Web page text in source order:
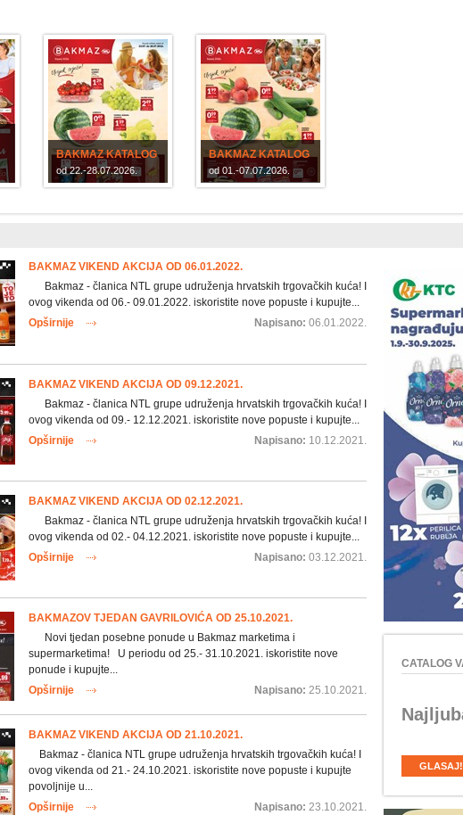
BAKMAZ KATALOG
od 22.-28.07.2026.
BAKMAZ KATALOG
od 01.-07.07.2026.
BAKMAZ VIKEND AKCIJA OD 06.01.2022.
Bakmaz - članica NTL grupe udruženja hrvatskih trgovačkih kuća! I
ovog vikenda od 06.- 09.01.2022. iskoristite nove popuste i kupujte...
Opširnije
Napisano: 06.01.2022.
BAKMAZ VIKEND AKCIJA OD 09.12.2021.
Bakmaz - članica NTL grupe udruženja hrvatskih trgovačkih kuća! I
ovog vikenda od 09.- 12.12.2021. iskoristite nove popuste i kupujte...
Opširnije
Napisano: 10.12.2021.
BAKMAZ VIKEND AKCIJA OD 02.12.2021.
Bakmaz - članica NTL grupe udruženja hrvatskih trgovačkih kuća! I
ovog vikenda od 02.- 04.12.2021. iskoristite nove popuste i kupujte...
Opširnije
Napisano: 03.12.2021.
BAKMAZOV TJEDAN GAVRILOVIĆA OD 25.10.2021.
Novi tjedan posebne ponude u Bakmaz marketima i
supermarketima! U periodu od 25.- 31.10.2021. iskoristite nove
ponude i kupujte...
Opširnije
Napisano: 25.10.2021.
BAKMAZ VIKEND AKCIJA OD 21.10.2021.
Bakmaz - članica NTL grupe udruženja hrvatskih trgovačkih kuća! I
ovog vikenda od 21.- 24.10.2021. iskoristite nove popuste i kupujte
povoljnije u...
Opširnije
Napisano: 23.10.2021.
CATALOG
GLASAJ!